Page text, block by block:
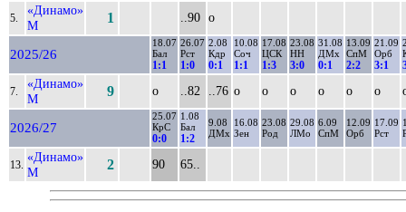
5.
«Динамо»
М
1 ..90 о
2025/26
18.07
Бал
1:1
26.07
Рст
1:0
2.08
Кдр
0:1
10.08
Соч
1:1
17.08
ЦСК
1:3
23.08
НН
3:0
31.08
ДМх
0:1
13.09
СпМ
2:2
21.09
Орб
3:1
7.
«Динамо»
М
9 о ..82 ..76 о о о о о о
2026/27
25.07
КрС
0:0
1.08
Бал
1:2
9.08
ДМх
16.08
Зен
23.08
Род
29.08
ЛМо
6.09
СпМ
12.09
Орб
17.09
Рст
13.
«Динамо»
М
2 90 65..